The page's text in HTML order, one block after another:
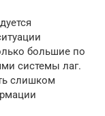
большие по
системы лаг.
слишком